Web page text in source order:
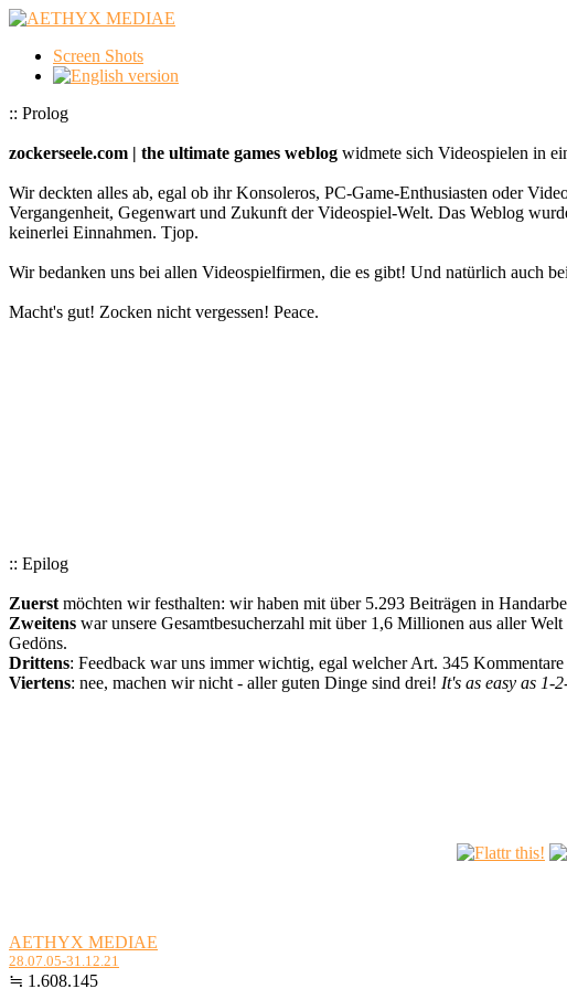
Screen Shots
:: Prolog
zockerseele.com | the ultimate games weblog widmete sich Videospielen in
Wir deckten alles ab, egal ob ihr Konsoleros, PC-Game-Enthusiasten oder
Vergangenheit, Gegenwart und Zukunft der Videospiel-Welt. Das Weblog
keinerlei Einnahmen. Tjop.
Wir bedanken uns bei allen Videospielfirmen, die es gibt! Und natürlich auch
Macht's gut! Zocken nicht vergessen! Peace.
:: Epilog
Zuerst möchten wir festhalten: wir haben mit über 5.293 Beiträgen in
Zweitens war unsere Gesamtbesucherzahl mit über 1,6 Millionen aus aller
Gedöns.
Drittens: Feedback war uns immer wichtig, egal welcher Art. 345
Viertens: nee, machen wir nicht - aller guten Dinge sind drei! It's as easy as 1-
AETHYX MEDIAE
28.07.05-31.12.21
≒ 1.608.145